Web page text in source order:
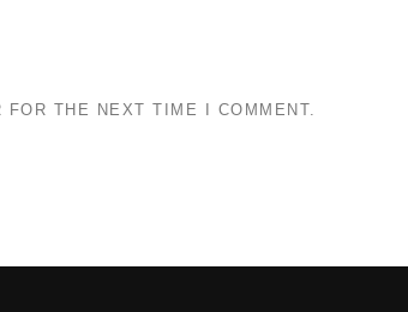
THE NEXT TIME I COMMENT.